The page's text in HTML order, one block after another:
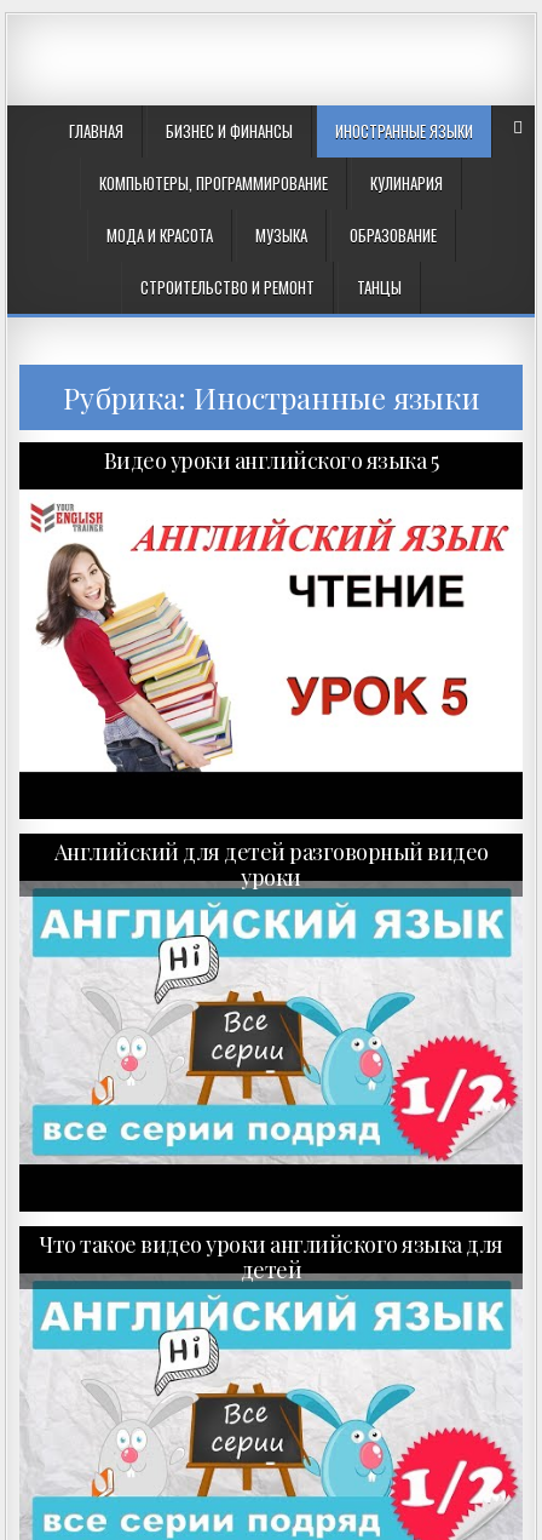
ГЛАВНАЯ БИЗНЕС И ФИНАНСЫ ИНОСТРАННЫЕ ЯЗЫКИ
КОМПЬЮТЕРЫ, ПРОГРАММИРОВАНИЕ КУЛИНАРИЯ
МОДА И КРАСОТА МУЗЫКА ОБРАЗОВАНИЕ
СТРОИТЕЛЬСТВО И РЕМОНТ ТАНЦЫ
Рубрика: Иностранные языки
Видео уроки английского языка 5
Английский для детей разговорный видео
уроки
Что такое видео уроки английского языка для
детей